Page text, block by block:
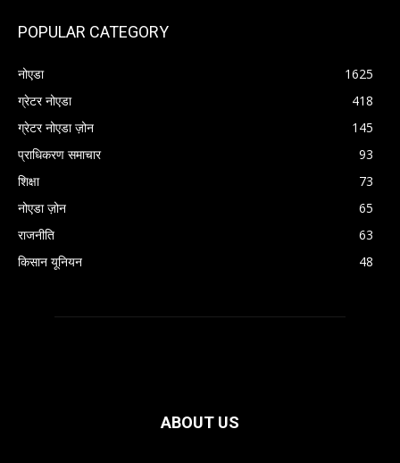
POPULAR CATEGORY
नोएडा
1625
ग्रेटर नोएडा
418
ग्रेटर नोएडा ज़ोन
145
प्राधिकरण समाचार
93
शिक्षा
73
नोएडा ज़ोन
65
राजनीति
63
किसान यूनियन
48
ABOUT US